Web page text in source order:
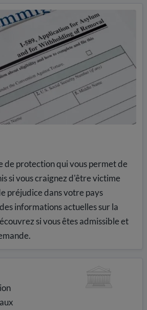
de protection qui vous permet de
si vous craignez d'être victime
préjudice dans votre pays
informations actuelles sur la
si vous êtes admissible et